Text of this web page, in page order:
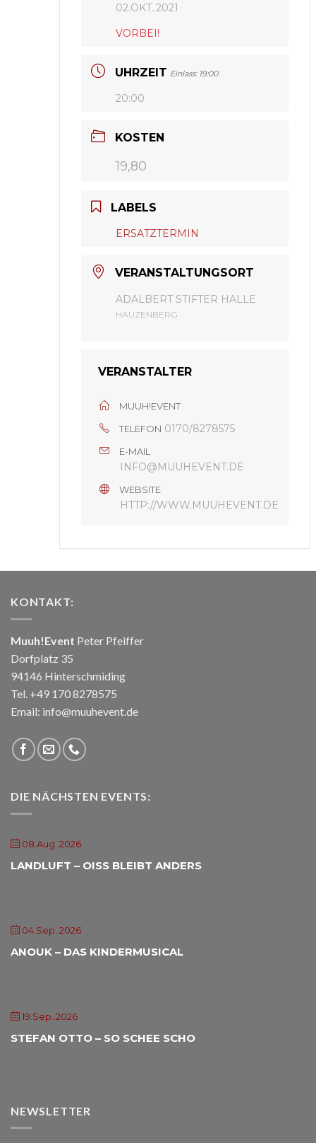
02.OKT..2021
VORBEI!
UHRZEIT Einlass: 19:00
20:00
KOSTEN
19,80
LABELS
ERSATZTERMIN
VERANSTALTUNGSORT
ADALBERT STIFTER HALLE
HAUZENBERG
VERANSTALTER
MUUH!EVENT
TELEFON 0170/8278575
E-MAIL
INFO@MUUHEVENT.DE
WEBSITE
HTTP://WWW.MUUHEVENT.DE
KONTAKT:
Muuh!Event Peter Pfeiffer
Dorfplatz 35
94146 Hinterschmiding
Tel. +49 170 8278575
Email: info@muuhevent.de
DIE NÄCHSTEN EVENTS:
08.Aug..2026
LANDLUFT – OISS BLEIBT ANDERS
04.Sep..2026
ANOUK – DAS KINDERMUSICAL
19.Sep..2026
STEFAN OTTO – SO SCHEE SCHO
NEWSLETTER